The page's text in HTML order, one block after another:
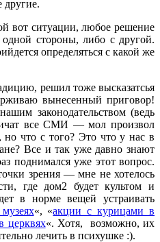
другие.
вот ситуации, любое решение
стороны, либо с другой.
определяться с какой же
решил тоже высказатсья
вынесенный приговор!
законодательством (ведь
все СМИ — мол произвол
но что с того? Это что у нас в
Все и так уже давно знают
поднимался уже этот вопрос.
зрения — мне не хотелось
где дом2 будет культом и
в норме вещей устраивать
«, «акции с курицами в
церквях«. Хотя, возможно, их
лечить в психушке :).